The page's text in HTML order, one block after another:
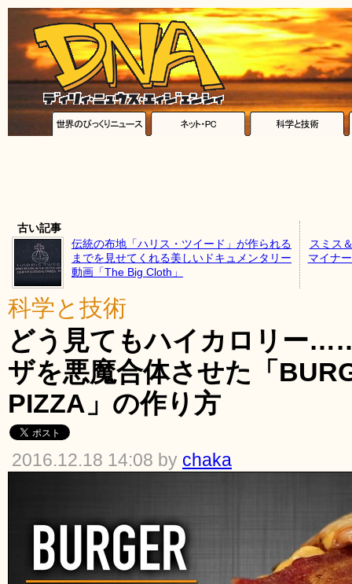
古い記事
伝統の布地「ハリス・ツイード」が作られる
までを見せてくれる美しいドキュメンタリー
動画「The Big Cloth」
スミス
マイナ
科学と技術
どう見てもハイカロリー
ザを悪魔合体させた「
PIZZA」の作り方
2016.12.18 14:08 by chaka